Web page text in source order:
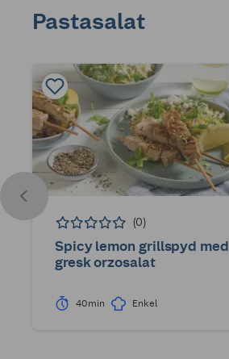
Pastasalat
(0)
Spicy lemon grillspyd med
gresk orzosalat
40min Enkel